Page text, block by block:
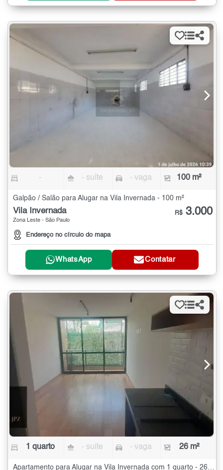
- - suíte - vaga 100 m²
Galpão / Salão para Alugar na Vila Invernada - 100 m²
Vila Invernada
Zona Leste - São Paulo
Endereço no círculo do mapa
R$ 3.000
WhatsApp Contatar
1 quarto - suíte - vaga 26 m²
Apartamento para Alugar na Vila Invernada com 1 quarto - 26 m²